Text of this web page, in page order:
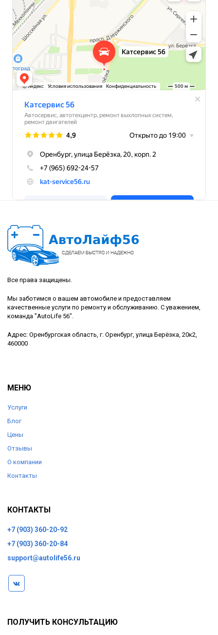
Все права защищены.
Мы заботимся о вашем автомобиле и предоставляем
качественные услуги по ремонту и обслуживанию. С уважением,
команда "AutoLife 56".
Адрес: Оренбургская область, г. Оренбург, улица Берёзка, 20к2,
460000
МЕНЮ
Услуги
Блог
Цены
Отзывы
О компании
Контакты
КОНТАКТЫ
+7 (903) 360-20-92
+7 (903) 360-20-84
support@autolife56.ru
ПОЛУЧИТЬ КОНСУЛЬТАЦИЮ